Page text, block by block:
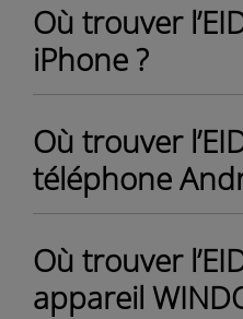
Où trouver
iPhone ?
Où trouver
téléphone
Où trouver
appareil